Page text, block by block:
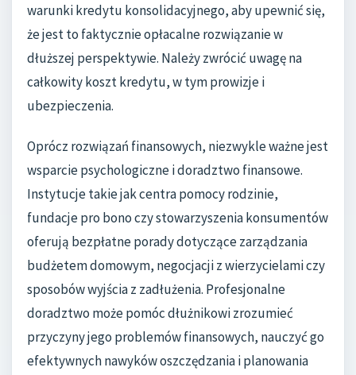
warunki kredytu konsolidacyjnego, aby upewnić się,
że jest to faktycznie opłacalne rozwiązanie w
dłuższej perspektywie. Należy zwrócić uwagę na
całkowity koszt kredytu, w tym prowizje i
ubezpieczenia.
Oprócz rozwiązań finansowych, niezwykle ważne jest
wsparcie psychologiczne i doradztwo finansowe.
Instytucje takie jak centra pomocy rodzinie,
fundacje pro bono czy stowarzyszenia konsumentów
oferują bezpłatne porady dotyczące zarządzania
budżetem domowym, negocjacji z wierzycielami czy
sposobów wyjścia z zadłużenia. Profesjonalne
doradztwo może pomóc dłużnikowi zrozumieć
przyczyny jego problemów finansowych, nauczyć go
efektywnych nawyków oszczędzania i planowania